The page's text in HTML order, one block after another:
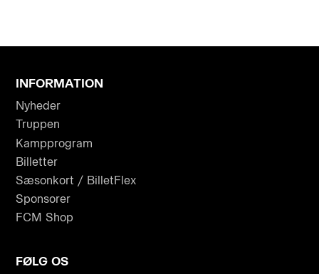
INFORMATION
Nyheder
Truppen
Kampprogram
Billetter
Sæsonkort / BilletFlex
Sponsorer
FCM Shop
FØLG OS